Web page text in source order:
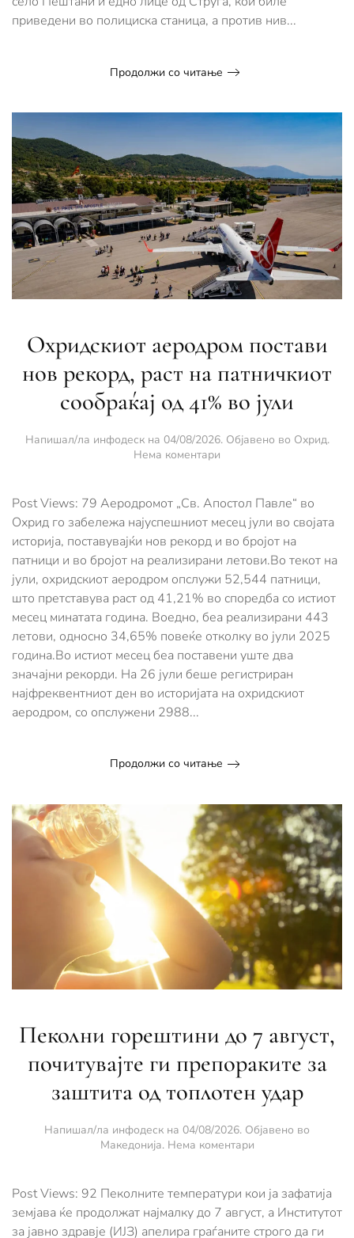
25
мрежи
приведени во полициска станица, а против нив...
Продолжи со читање
Охридскиот аеродром постави
нов рекорд, раст на патничкиот
сообраќај од 41% во јули
Напишал/ла инфодескна 04/08/2026. Објавено во Охрид.
Нема коментари
постави
рекорд,
раст
на
патничкиот
сообраќај
од
41%
во
Post Views: 79 Аеродромот „Св. Апостол Павле“ во
Охрид го забележа најуспешниот месец јули во својата
историја, поставувајќи нов рекорд и во бројот на
патници и во бројот на реализирани летови.Во текот на
јули, охридскиот аеродром опслужи 52,544 патници,
што претставува раст од 41,21% во споредба со истиот
месец минатата година. Воедно, беа реализирани 443
летови, односно 34,65% повеќе отколку во јули 2025
година.Во истиот месец беа поставени уште два
значајни рекорди. На 26 јули беше регистриран
најфреквентниот ден во историјата на охридскиот
аеродром, со опслужени 2988...
Продолжи со читање
Пеколни горештини до 7 август,
почитувајте ги препораките за
заштита од топлотен удар
Напишал/ла инфодеск на 04/08/2026. Објавено во
Македонија. Нема коментариза
до
август,
почитувајте
Post Views: 92 Пеколните температури кои ја зафатија
земјава ќе продолжат најмалку до 7 август, а Институтот
за јавно здравје (ИЈЗ) апелира граѓаните строго да ги